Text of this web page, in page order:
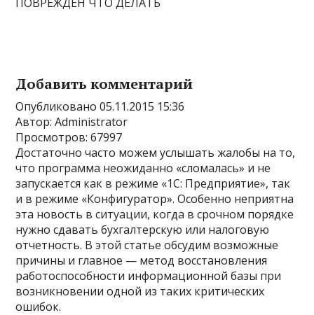
Добавить комментарий
Опубликовано 05.11.2015 15:36
Автор: Administrator
Просмотров: 67997
Достаточно часто можем услышать жалобы на то,
что программа неожиданно «сломалась» и не
запускается как в режиме «1С: Предприятие», так
и в режиме «Конфигуратор». Особенно неприятна
эта новость в ситуации, когда в срочном порядке
нужно сдавать бухгалтерскую или налоговую
отчетность. В этой статье обсудим возможные
причины и главное — метод восстановления
работоспособности информационной базы при
возникновении одной из таких критических
ошибок.